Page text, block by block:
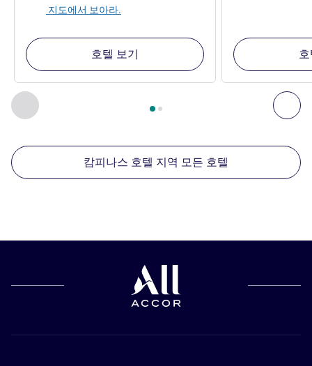
이전 - 주변에 있는 다른 시설 다
2/ 페이지 , 주변에 있는 다른 시설 1 :, 주변에 있는 다른 시
지도에서 보아라.
호텔 보기
캄피나스 호텔 지역 모든 호텔